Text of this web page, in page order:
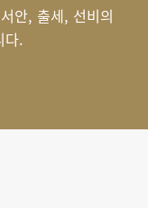
안, 출세, 선비의
다.